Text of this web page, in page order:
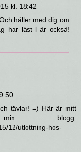
kl. 18:42
håller med dig om
har läst i år också!
tävlar! =) Här är mitt
blogg:
12/utlottning-hos-